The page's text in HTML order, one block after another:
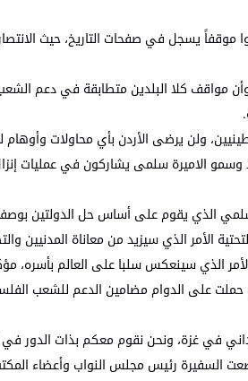
موقفاً يسجل في صفحات التاريخ، حيث
مواقف كلا البلدين متطابقة في دعم
ولن يرضى الأردن بأي محاولات
وسمو الاميرة سلمى يشاركون في عمليات
الذي يقوم على أساس حل الدولتين
الأمر الذي سيزيد من معاناة المدنيين
الذي سينعكس سلبا على العالم بأسره،
حملت على الدوام مضامين الدعم للشعب
في غزة، ونحن نقوم معكم بذات الدور في
رئيس مجلس النواب وأعضاء المكتب